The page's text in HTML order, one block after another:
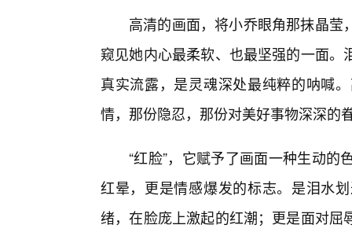
高清的画面，将小乔眼角那抹晶
窥见她内心最柔软、也最坚强的一面
真实流露，是灵魂深处最纯粹的呐喊
情，那份隐忍，那份对美好事物深深的
“红脸”，它赋予了画面一种生动
红晕，更是情感爆发的标志。是泪水
绪，在脸庞上激起的红潮；更是面对